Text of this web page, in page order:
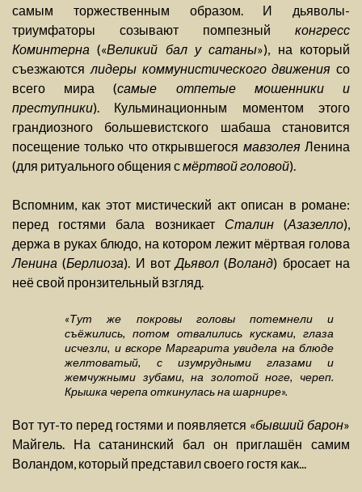
самым торжественным образом. И дьяволы-
триумфаторы созывают помпезный конгресс
Коминтерна («Великий бал у сатаны»), на который
съезжаются лидеры коммунистического движения со
всего мира (самые отпетые мошенники и
преступники). Кульминационным моментом этого
грандиозного большевистского шабаша становится
посещение только что открывшегося мавзолеяЛенина
(для ритуального общения смёртвой головой).
Вспомним, как этот мистический акт описан в романе:
перед гостями бала возникает Сталин(Азазелло),
держа в руках блюдо, на котором лежит мёртвая голова
Ленина (Берлиоза). И вотДьявол (Воланд) бросает на
неё свой пронзительный взгляд.
«Тут же покровы головы потемнели и
съёжились, потом отвалились кусками, глаза
исчезли, и вскоре Маргарита увидела на блюде
желтоватый, с изумрудными глазами и
жемчужными зубами, на золотой ноге, череп.
Крышка черепа откинулась на шарнире».
Вот тут-то перед гостями и появляется «бывший барон»
Майгель. На сатанинский бал он приглашён самим
Воландом, который представил своего гостя как...